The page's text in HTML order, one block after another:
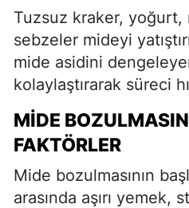
Tuzsuz kraker, yoğurt,
sebzeler mideyi
mide asidini
kolaylaştırarak süreci
MIDE
FAKTÖRLER
Mide bozulmasının
arasında aşırı yemek,